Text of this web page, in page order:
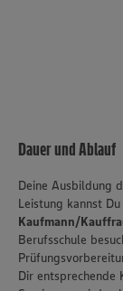
Dauer und Ablauf
Deine Ausbildung
Leistung kannst
Kaufmann/
Berufsschule
Dir entsprechende